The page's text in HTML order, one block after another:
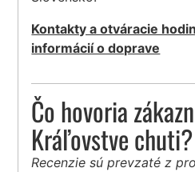
Kontakty a otváracie
informácií o doprave
Čo hovoria
Kráľovstve chuti?
Recenzie sú prevzaté z